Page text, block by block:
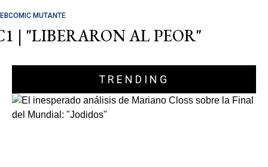
MUTANTE
| "LIBERARON AL PEOR"
TRENDING